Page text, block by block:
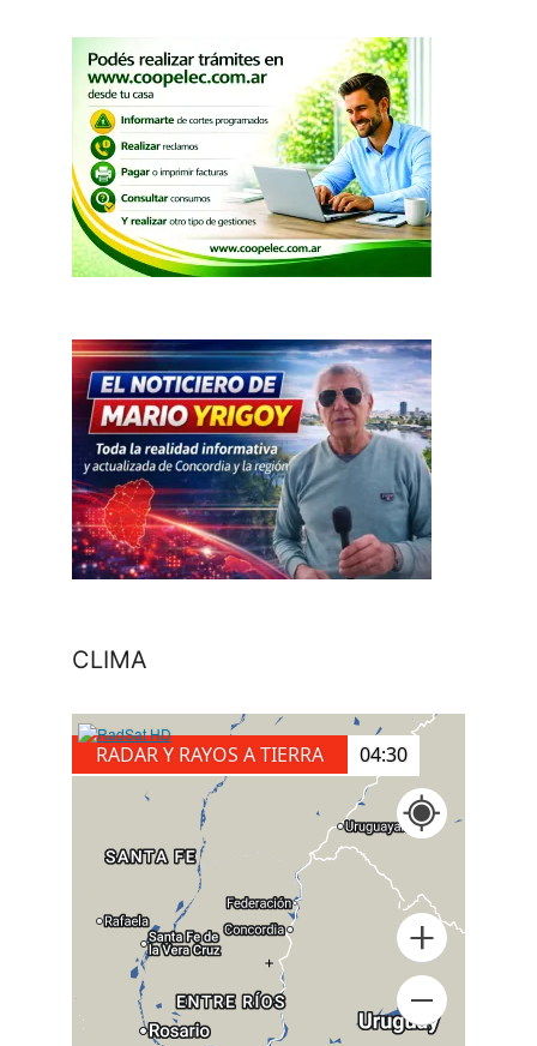
CLIMA
RADAR Y RAYOS A TIERRA 04:40
+